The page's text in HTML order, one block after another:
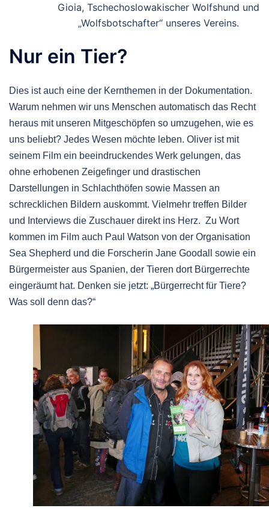
Gioia, Tschechoslowakischer Wolfshund und
„Wolfsbotschafter“ unseres Vereins.
Nur ein Tier?
Dies ist auch eine der Kernthemen in der Dokumentation.
Warum nehmen wir uns Menschen automatisch das Recht
heraus mit unseren Mitgeschöpfen so umzugehen, wie es
uns beliebt? Jedes Wesen möchte leben. Oliver ist mit
seinem Film ein beeindruckendes Werk gelungen, das
ohne erhobenen Zeigefinger und drastischen
Darstellungen in Schlachthöfen sowie Massen an
schrecklichen Bildern auskommt. Vielmehr treffen Bilder
und Interviews die Zuschauer direkt ins Herz. Zu Wort
kommen im Film auch Paul Watson von der Organisation
Sea Shepherd und die Forscherin Jane Goodall sowie ein
Bürgermeister aus Spanien, der Tieren dort Bürgerrechte
eingeräumt hat. Denken sie jetzt: „Bürgerrecht für Tiere?
Was soll denn das?“